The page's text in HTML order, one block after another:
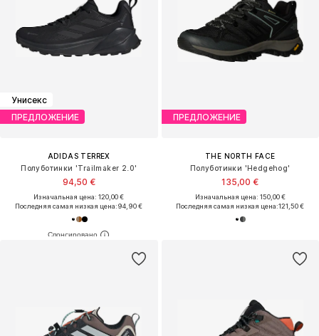
Унисекс
ПРЕДЛОЖЕНИЕ
ADIDAS TERREX
Полуботинки 'Trailmaker 2.0'
94,50 €
Изначальная цена: 120,00 €
Последняя самая низкая цена:94,90 €
ПРЕДЛОЖЕНИЕ
THE NORTH FACE
Полуботинки 'Hedgehog'
135,00 €
Изначальная цена: 150,00 €
Последняя самая низкая цена:121,50 €